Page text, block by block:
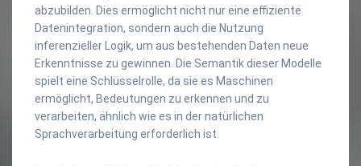
abzubilden. Dies ermöglicht nicht nur eine effiziente
Datenintegration, sondern auch die Nutzung
inferenzieller Logik, um aus bestehenden Daten neue
Erkenntnisse zu gewinnen. Die Semantik dieser Modelle
spielt eine Schlüsselrolle, da sie es Maschinen
ermöglicht, Bedeutungen zu erkennen und zu
verarbeiten, ähnlich wie es in der natürlichen
Sprachverarbeitung erforderlich ist.